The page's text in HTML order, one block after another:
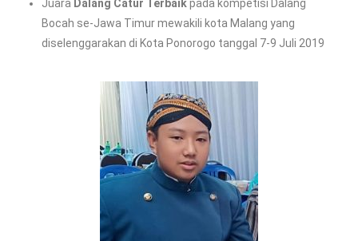
Juara Dalang Catur Terbaikpada kompetisi Dalang
Bocah se-Jawa Timur mewakili kota Malang yang
diselenggarakan di Kota Ponorogo tanggal 7-9 Juli 2019